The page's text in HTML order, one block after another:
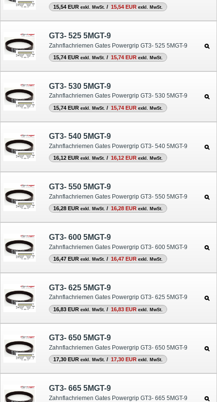
15,54 EUR exkl. MwSt. / 15,54 EUR exkl. MwSt.
GT3- 525 5MGT-9
Zahnflachriemen Gates Powergrip GT3- 525 5MGT-9
15,74 EUR exkl. MwSt. / 15,74 EUR exkl. MwSt.
GT3- 530 5MGT-9
Zahnflachriemen Gates Powergrip GT3- 530 5MGT-9
15,74 EUR exkl. MwSt. / 15,74 EUR exkl. MwSt.
GT3- 540 5MGT-9
Zahnflachriemen Gates Powergrip GT3- 540 5MGT-9
16,12 EUR exkl. MwSt. / 16,12 EUR exkl. MwSt.
GT3- 550 5MGT-9
Zahnflachriemen Gates Powergrip GT3- 550 5MGT-9
16,28 EUR exkl. MwSt. / 16,28 EUR exkl. MwSt.
GT3- 600 5MGT-9
Zahnflachriemen Gates Powergrip GT3- 600 5MGT-9
16,47 EUR exkl. MwSt. / 16,47 EUR exkl. MwSt.
GT3- 625 5MGT-9
Zahnflachriemen Gates Powergrip GT3- 625 5MGT-9
16,83 EUR exkl. MwSt. / 16,83 EUR exkl. MwSt.
GT3- 650 5MGT-9
Zahnflachriemen Gates Powergrip GT3- 650 5MGT-9
17,30 EUR exkl. MwSt. / 17,30 EUR exkl. MwSt.
GT3- 665 5MGT-9
Zahnflachriemen Gates Powergrip GT3- 665 5MGT-9